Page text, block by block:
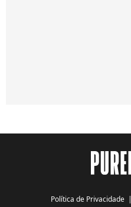
Política de Privacidade |